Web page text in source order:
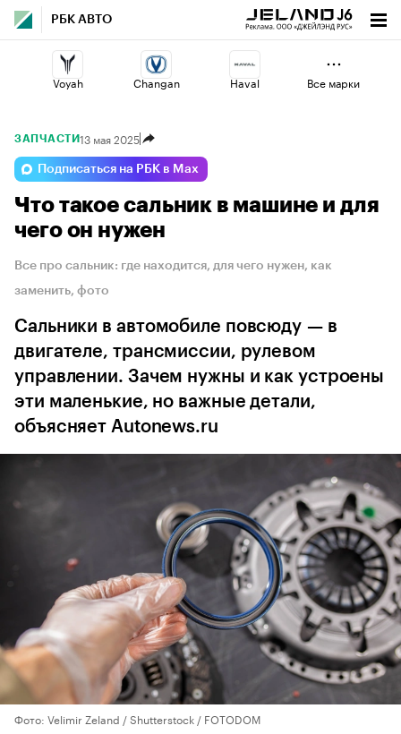
РБК АВТО
Voyah Changan Haval
Esteo Jaecoo
Geely Omoda Volga
Все марки
ЗАПЧАСТИ13 мая 2025
Подписаться на РБК в Max
Что такое сальник в машине и для
чего он нужен
Все про сальник: где находится, для чего нужен, как
заменить, фото
Сальники в автомобиле повсюду — в
двигателе, трансмиссии, рулевом
управлении. Зачем нужны и как устроены
эти маленькие, но важные детали,
объясняет Autonews.ru
Фото: Velimir Zeland / Shutterstock / FOTODOM